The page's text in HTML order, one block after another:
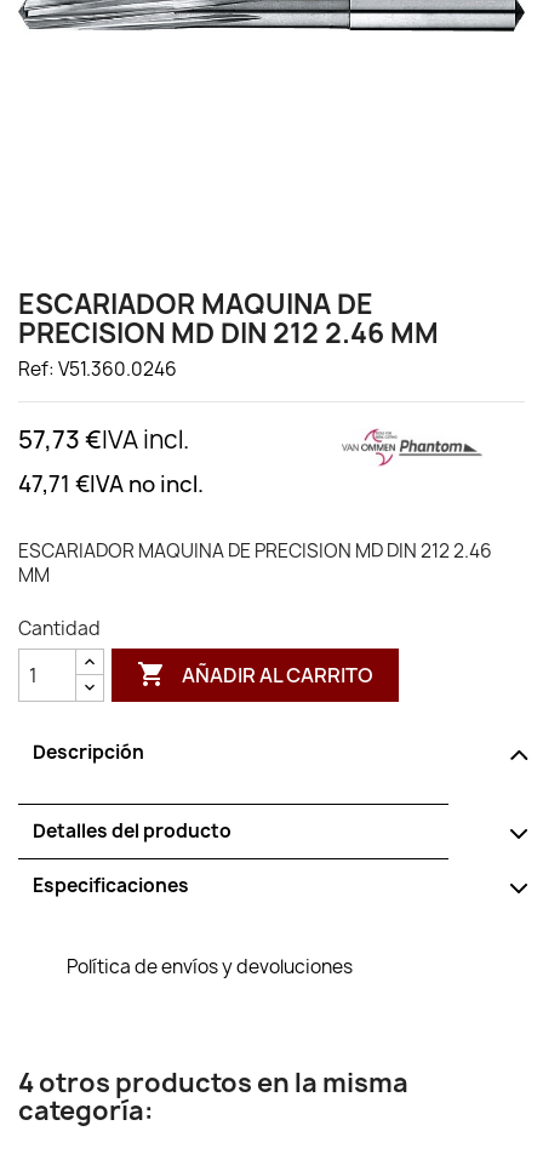
ESCARIADOR MAQUINA DE
PRECISION MD DIN 212 2.46 MM
Ref: V51.360.0246
57,73 €IVA incl.
47,71 €IVA no incl.
ESCARIADOR MAQUINA DE PRECISION MD DIN 212 2.46
MM
Cantidad
 AÑADIR AL CARRITO
Descripción
Detalles del producto
Especificaciones
Política de envíos y devoluciones
4 otros productos en la misma
categoría: